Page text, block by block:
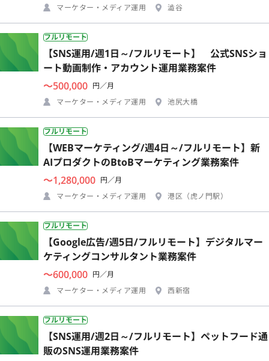
マーケター・メディア運用
澁谷
フルリモート
【SNS運用/週1日～/フルリモート】 公式SNSショ
ート動画制作・アカウント運用業務案件
〜500,000 円／月
マーケター・メディア運用
池尻大橋
フルリモート
【WEBマーケティング/週4日～/フルリモート】新
AIプロダクトのBtoBマーケティング業務案件
〜1,280,000 円／月
マーケター・メディア運用
港区（虎ノ門駅）
フルリモート
【Google広告/週5日/フルリモート】デジタルマー
ケティングコンサルタント業務案件
〜600,000 円／月
マーケター・メディア運用
西新宿
フルリモート
【SNS運用/週2日～/フルリモート】ペットフード通
販のSNS運用業務案件